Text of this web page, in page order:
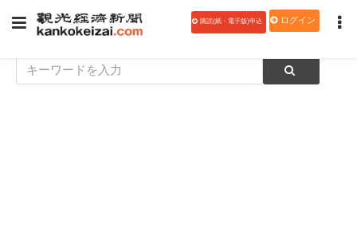
購読(紙・電子版)申込 ログイン